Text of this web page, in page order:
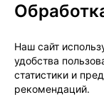
О
Наш сайт
удобства
статистики и
рекомендаций.